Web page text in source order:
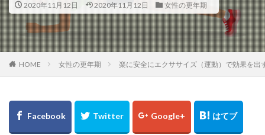
2020年11月12日 2020年11月12日 女性の更年期
HOME 女性の更年期 楽に安全にエクササイズ（運動）で効果を出
＃40代エクササイズ
＃50代エクササイズ
検索